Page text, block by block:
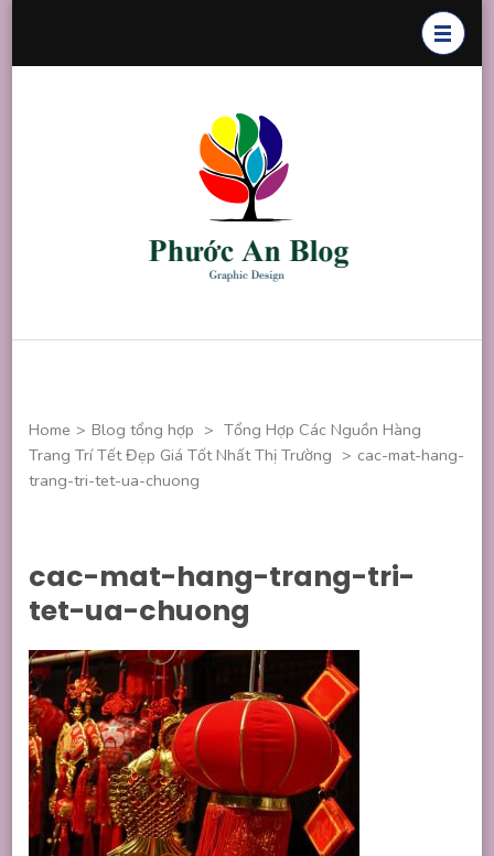
Home > Blog tổng hợp > Tổng Hợp Các Nguồn Hàng
Trang Trí Tết Đẹp Giá Tốt Nhất Thị Trường > cac-mat-hang-
trang-tri-tet-ua-chuong
cac-mat-hang-trang-tri-
tet-ua-chuong